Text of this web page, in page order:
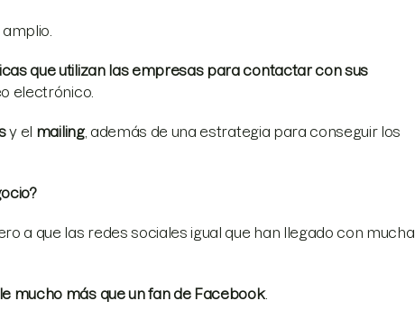
que utilizan las empresas para contactar con sus
electrónico.
y el mailing, además de una estrategia para conseguir los
a que las redes sociales igual que han llegado con mucha
mucho más que un fan de Facebook.